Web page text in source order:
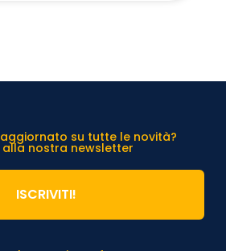
su tutte le novità?
alla nostra newsletter
ISCRIVITI!